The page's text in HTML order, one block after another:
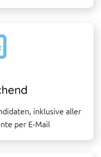
inklusive aller
per E-Mail